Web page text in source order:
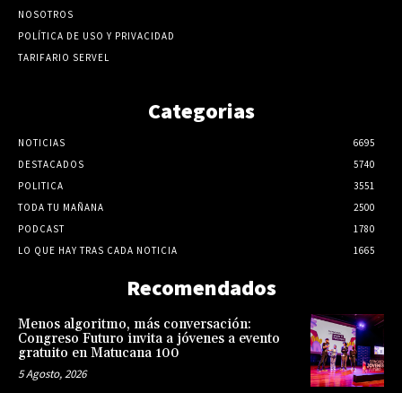
NOSOTROS
POLÍTICA DE USO Y PRIVACIDAD
TARIFARIO SERVEL
Categorias
NOTICIAS
6695
DESTACADOS
5740
POLITICA
3551
TODA TU MAÑANA
2500
PODCAST
1780
LO QUE HAY TRAS CADA NOTICIA
1665
Recomendados
Menos algoritmo, más conversación:
Congreso Futuro invita a jóvenes a evento
gratuito en Matucana 100
5 Agosto, 2026